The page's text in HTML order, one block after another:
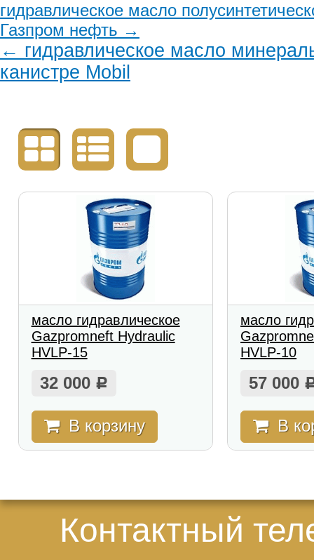
гидравлическое масло
Газпром нефть →
← гидравлическое масло
канистре Mobil
масло гидравлическое
Gazpromneft Hydraulic
HVLP-15
32 000 Р
В корзину
масло
HVLP-10
57 000
В
Контактный